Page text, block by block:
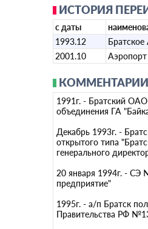
ИСТОРИЯ
с даты
1993.12
2001.10
1991г. - Братский ОАО
объединения ГА
Декабрь 1993г. -
открытого типа
генерального
20 января 1994г. -
предприятие"
1995г. - а/п Братск
Правительства РФ